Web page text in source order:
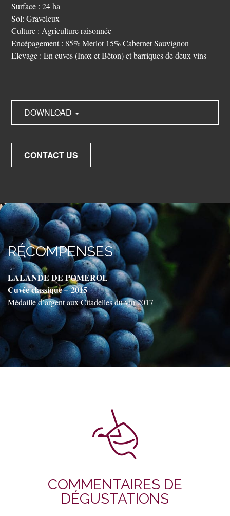
Surface : 24 ha
Sol: Graveleux
Culture : Agriculture raisonnée
Encépagement : 85% Merlot 15% Cabernet Sauvignon
Elevage : En cuves (Inox et Bêton) et barriques de deux vins
DOWNLOAD
CONTACT US
RÉCOMPENSES
LALANDE DE POMEROL
Cuvée classique –2015
Médaille d’argent aux Citadelles du vin 2017
COMMENTAIRES DE
DÉGUSTATIONS